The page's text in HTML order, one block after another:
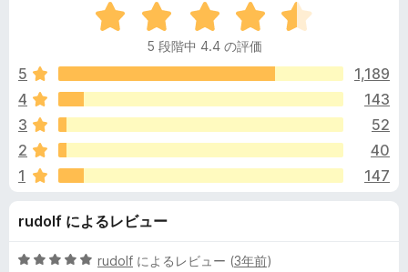
ラ
ウ
ザ
ー
ド
オ
ン
s
o
m
e
S
5
段
中
.
の
価
5 段階中 4.4 の評価
5
1,189
4
143
3
52
2
40
1
147
rudolf によるレビュー
5
rudolf によるレビュー (3年前)